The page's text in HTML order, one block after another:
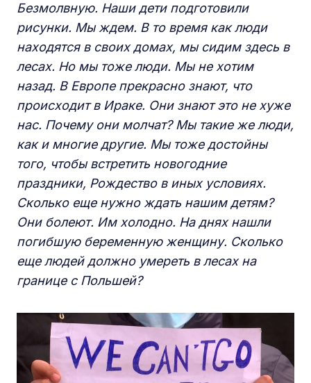
Безмолвную. Наши дети подготовили
рисунки. Мы ждем. В то время как люди
находятся в своих домах, мы сидим здесь в
лесах. Но мы тоже люди. Мы не хотим
назад. В Европе прекрасно знают, что
происходит в Ираке. Они знают это не хуже
нас. Почему они молчат? Мы такие же люди,
как и многие другие. Мы тоже достойны
того, чтобы встретить новогодние
праздники, Рождество в иных условиях.
Сколько еще нужно ждать нашим детям?
Они болеют. Им холодно. На днях нашли
погибшую беременную женщину. Сколько
еще людей должно умереть в лесах на
границе с Польшей?